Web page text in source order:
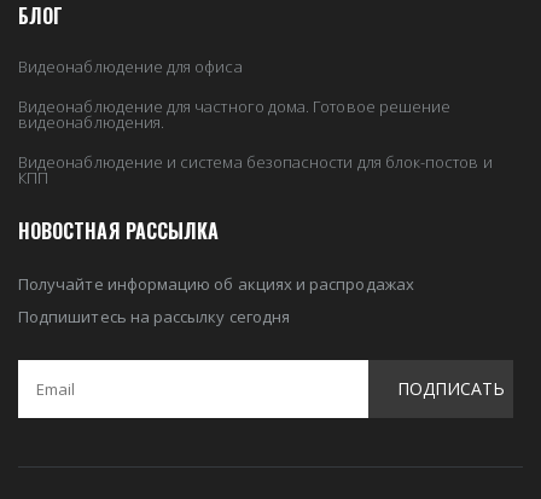
БЛОГ
Видеонаблюдение для офиса
Видеонаблюдение для частного дома. Готовое решение
видеонаблюдения.
Видеонаблюдение и система безопасности для блок-постов и
КПП
НОВОСТНАЯ РАССЫЛКА
Получайте информацию об акциях и распродажах
Подпишитесь на рассылку сегодня
ПОДПИСАТЬ